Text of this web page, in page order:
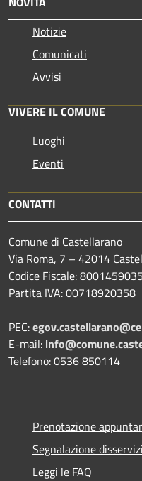
Notizie
Comunicati
Avvisi
VIVERE IL COMUNE
Luoghi
Eventi
CONTATTI
Comune di Castellarano
Via Roma, 7 – 42014
Codice Fiscale:
Partita IVA: 00718920358
PEC:
E-mail:
Telefono: 0536 850114
Prenotazione
Segnalazione
Leggi le FAQ